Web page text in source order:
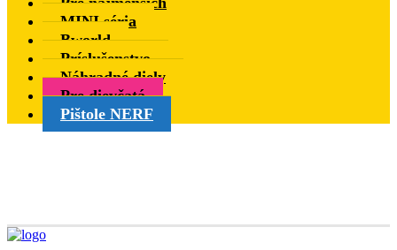
MINI séria
Bworld
Príslušenstvo
Náhradné diely
Pre dievčatá
Pištole NERF